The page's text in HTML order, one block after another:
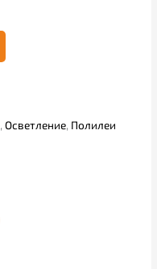
,Осветление, Полилеи